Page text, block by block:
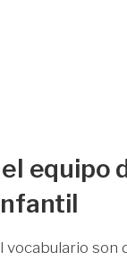
equipo
vocabulario son